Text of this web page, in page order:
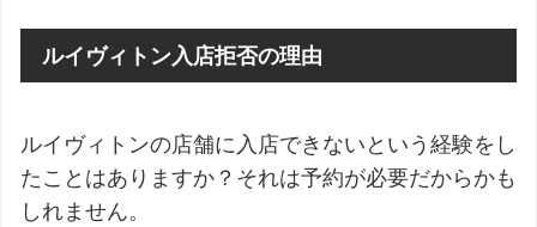
ルイヴィトン入店拒否の理由
ルイヴィトンの店舗に入店できないという経験をし
たことはありますか？それは予約が必要だからかも
しれません。